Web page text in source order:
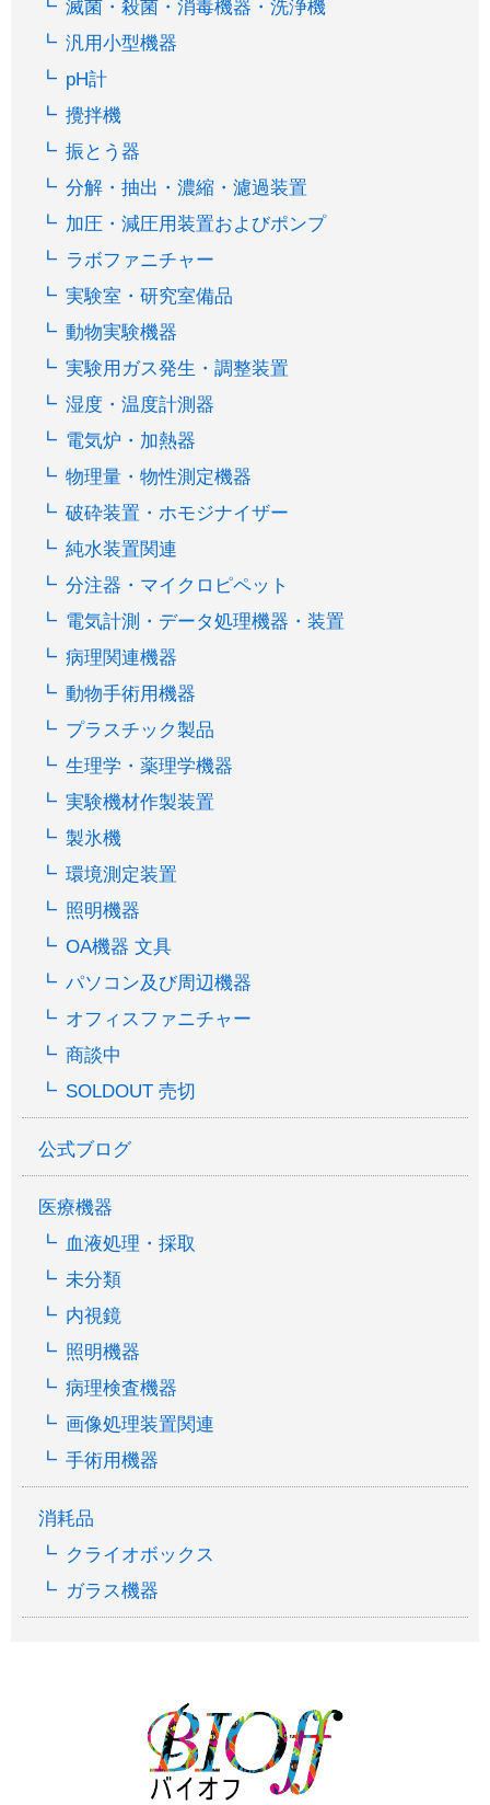
滅菌・殺菌・消毒機器・洗浄機
汎用小型機器
pH計
攪拌機
振とう器
分解・抽出・濃縮・濾過装置
加圧・減圧用装置およびポンプ
ラボファニチャー
実験室・研究室備品
動物実験機器
実験用ガス発生・調整装置
湿度・温度計測器
電気炉・加熱器
物理量・物性測定機器
破砕装置・ホモジナイザー
純水装置関連
分注器・マイクロピペット
電気計測・データ処理機器・装置
病理関連機器
動物手術用機器
プラスチック製品
生理学・薬理学機器
実験機材作製装置
製氷機
環境測定装置
照明機器
OA機器 文具
パソコン及び周辺機器
オフィスファニチャー
商談中
SOLDOUT 売切
公式ブログ
医療機器
血液処理・採取
未分類
内視鏡
照明機器
病理検査機器
画像処理装置関連
手術用機器
消耗品
クライオボックス
ガラス機器